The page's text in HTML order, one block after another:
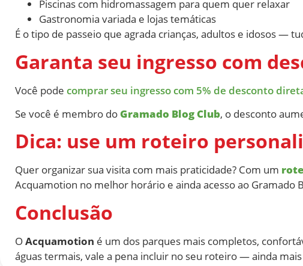
Piscinas com hidromassagem para quem quer relaxar
Gastronomia variada e lojas temáticas
É o tipo de passeio que agrada crianças, adultos e idosos —
Garanta seu ingresso com
Você pode comprar seu ingresso com 5% de desconto
Se você é membro do Gramado Blog Club, o desconto
Dica: use um roteiro
Quer organizar sua visita com mais praticidade? Com um
Acquamotion no melhor horário e ainda acesso ao Gramado
Conclusão
OAcquamotion é um dos parques mais completos,
águas termais, vale a pena incluir no seu roteiro — ainda